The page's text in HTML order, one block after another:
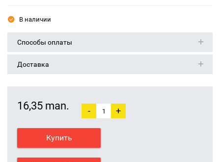
В наличии
Способы оплаты
Доставка
16,35 man. - +
Купить